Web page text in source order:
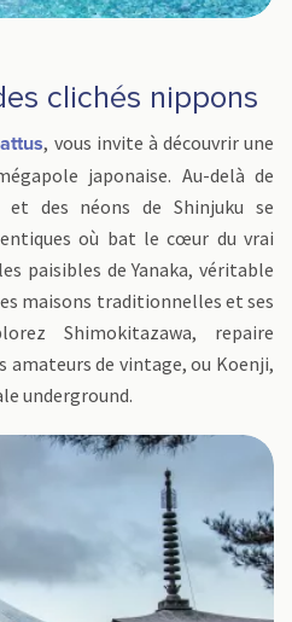
clichés nippons
, vous invite à découvrir une
japonaise. Au-delà de
et des néons de Shinjuku se
où bat le cœur du vrai
paisibles de Yanaka, véritable
maisons traditionnelles et ses
Shimokitazawa, repaire
amateurs de vintage, ou Koenji,
underground.